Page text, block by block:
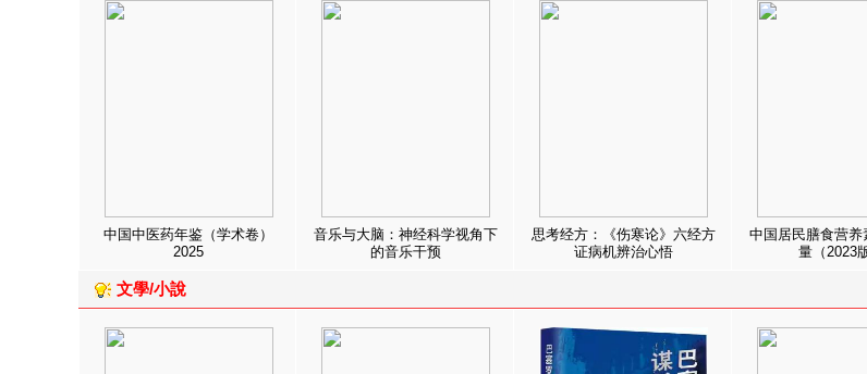
中国中医药年鉴（学术卷）
2025
音乐与大脑：神经科学视角下
的音乐干预
思考经方：《伤寒论》六经方
证病机辨治心悟
中国居民膳食营养
量（2023版
文學/小說